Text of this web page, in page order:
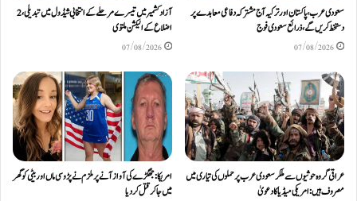
سعودی عرب، پاکستان اور ترکیہ آج مشترکہ دفاعی معاہدے پر
دستخط کریں گے، ذرائع سعودی فوج
07/08/2026
آزادکشمیر میں تیسرے مرحلے کے انتخابی شیڈول میں تبدیلی، 2
اضلاع کے الیکشن ملتوی
07/08/2026
عراقی گروہ حوثیوں سے ملکر سعودی عرب پر حملوں کی تیاری میں
مصروف ہیں: امریکی میڈیا کا دعویٰ
امریکا: جھگڑے کی آواز آنے پر ملزم نے پڑوسی ماں اور بیٹی کو گھر
میں جا کر قتل کر دیا